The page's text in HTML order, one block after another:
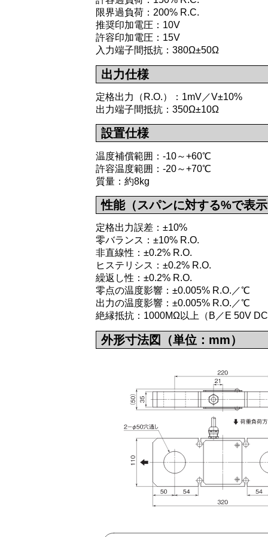
限界過負荷：200% R.C.
推奨印加電圧：10V
許容印加電圧：15V
入力端子間抵抗：380Ω±50Ω
出力仕様
定格出力（R.O.）：1mV／V±10%
出力端子間抵抗：350Ω±10Ω
設置仕様
温度補償範囲：-10～+60℃
許容温度範囲：-20～+70℃
質量：約8kg
性能（スパンに対する%で表
定格出力誤差：±10%
零バランス：±10% R.O.
非直線性：±0.2% R.O.
ヒステリシス：±0.2% R.O.
繰返し性：±0.2% R.O.
零点の温度影響：±0.005% R.O.／℃
出力の温度影響：±0.005% R.O.／℃
絶縁抵抗：1000MΩ以上（B／E 50V
外形寸法図（単位：mm）